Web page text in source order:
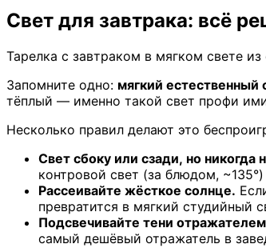
Свет для завтрака: всё
Тарелка с завтраком в мягком свете
Запомните одно: мягкий естественный
тёплый — именно такой свет профи
Несколько правил делают это
Свет сбоку или сзади, но никогда
контровой свет (за блюдом,
Рассеивайте жёсткое солнце.
превратится в мягкий студийный
Подсвечивайте тени
самый дешёвый отражатель в